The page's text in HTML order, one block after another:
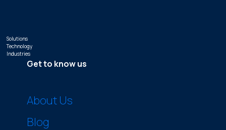
Solutions
Technology
Industries
Get to know us
About Us
Blog